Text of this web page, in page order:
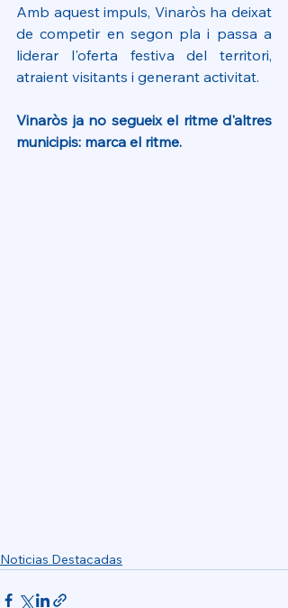
Amb aquest impuls, Vinaròs ha deixat
de competir en segon pla i passa a
liderar l'oferta festiva del territori,
atraient visitants i generant activitat.
Vinaròs ja no segueix el ritme d'altres
municipis: marca el ritme.
Noticias Destacadas